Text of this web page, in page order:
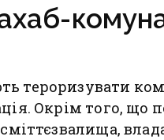
тероризувати
Окрім того,